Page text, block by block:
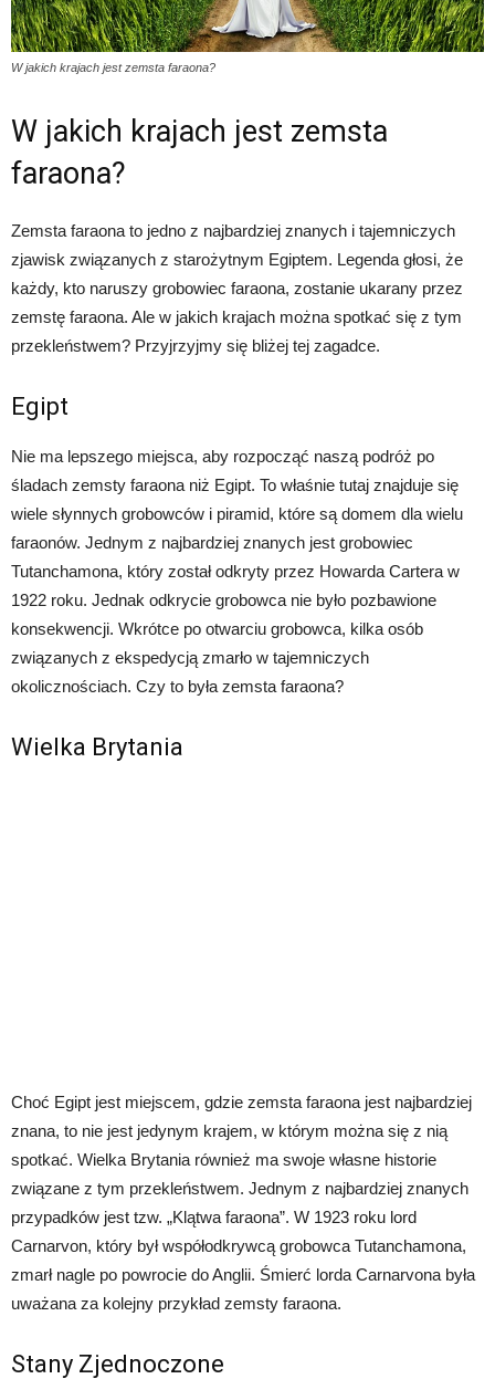
W jakich krajach jest zemsta faraona?
W jakich krajach jest zemsta
faraona?
Zemsta faraona to jedno z najbardziej znanych i tajemniczych
zjawisk związanych z starożytnym Egiptem. Legenda głosi, że
każdy, kto naruszy grobowiec faraona, zostanie ukarany przez
zemstę faraona. Ale w jakich krajach można spotkać się z tym
przekleństwem? Przyjrzyjmy się bliżej tej zagadce.
Egipt
Nie ma lepszego miejsca, aby rozpocząć naszą podróż po
śladach zemsty faraona niż Egipt. To właśnie tutaj znajduje się
wiele słynnych grobowców i piramid, które są domem dla wielu
faraonów. Jednym z najbardziej znanych jest grobowiec
Tutanchamona, który został odkryty przez Howarda Cartera w
1922 roku. Jednak odkrycie grobowca nie było pozbawione
konsekwencji. Wkrótce po otwarciu grobowca, kilka osób
związanych z ekspedycją zmarło w tajemniczych
okolicznościach. Czy to była zemsta faraona?
Wielka Brytania
Choć Egipt jest miejscem, gdzie zemsta faraona jest najbardziej
znana, to nie jest jedynym krajem, w którym można się z nią
spotkać. Wielka Brytania również ma swoje własne historie
związane z tym przekleństwem. Jednym z najbardziej znanych
przypadków jest tzw. „Klątwa faraona”. W 1923 roku lord
Carnarvon, który był współodkrywcą grobowca Tutanchamona,
zmarł nagle po powrocie do Anglii. Śmierć lorda Carnarvona była
uważana za kolejny przykład zemsty faraona.
Stany Zjednoczone